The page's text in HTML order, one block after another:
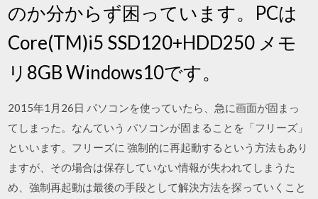
のか分からず困っています。PCは
Core(TM)i5 SSD120+HDD250 メモ
リ8GB Windows10です。
2015年1月26日 パソコンを使っていたら、急に画面が固まっ
てしまった。なんていう パソコンが固まることを「フリーズ」
といいます。フリーズに 強制的に再起動するという方法もあり
ますが、その場合は保存していない情報が失われてしまうた
め、強制再起動は最後の手段として解決方法を探っていくこと